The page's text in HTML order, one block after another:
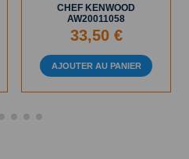
CHEF KENWOOD
AW20011058
33,50 €
AJOUTER AU PANIER